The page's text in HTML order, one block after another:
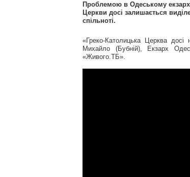
Проблемою в Одеському
Церкви досі залишається
спільноті.
«Греко-Католицька Церква
Михайло (Бубній), Екзарх
«Живого.ТБ».